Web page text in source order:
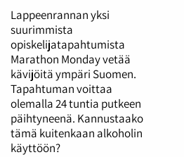
Lappeenrannan yksi
suurimmista
opiskelijatapahtumista
Marathon Monday vetää
kävijöitä ympäri Suomen.
Tapahtuman voittaa
olemalla 24 tuntia putkeen
päihtyneenä. Kannustaako
tämä kuitenkaan alkoholin
käyttöön?